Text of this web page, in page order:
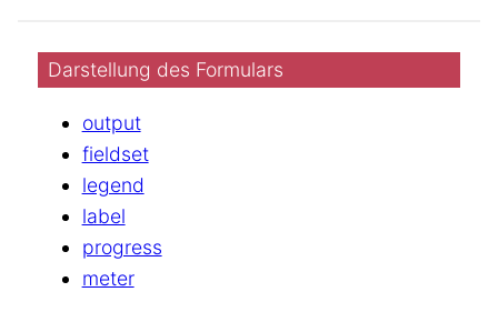
Darstellung des Formulars
output
fieldset
legend
label
progress
meter